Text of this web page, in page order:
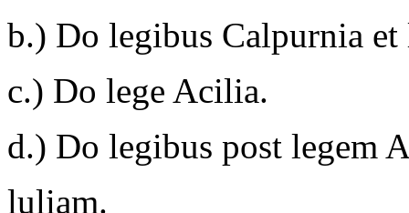
b.) Do legibus Calpurnia
c.) Do lege Acilia.
d.) Do legibus post legem
luliam.